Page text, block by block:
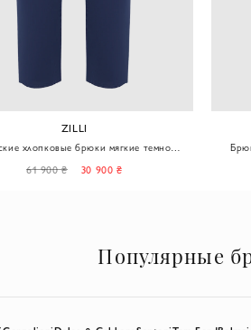
ZILLI
хлопковые брюки мягкие темно
61 900 ₴ 30 900 ₴
Популярные